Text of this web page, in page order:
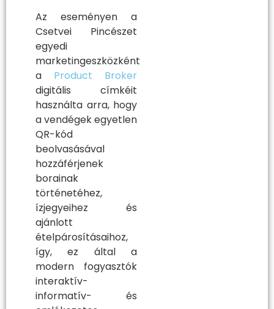
Az eseményen a
Csetvei Pincészet
egyedi
marketingeszközként
a Product Broker
digitális címkéit
használta arra, hogy
a vendégek egyetlen
QR-kód
beolvasásával
hozzáférjenek
borainak
történetéhez,
ízjegyeihez és
ajánlott
ételpárosításaihoz,
így, ez által a
modern fogyasztók
interaktív-
informatív- és